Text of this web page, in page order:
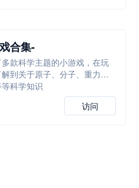
合集-
款科学主题的小游戏，在玩
到关于原子、分子、重力、
科学知识
访问